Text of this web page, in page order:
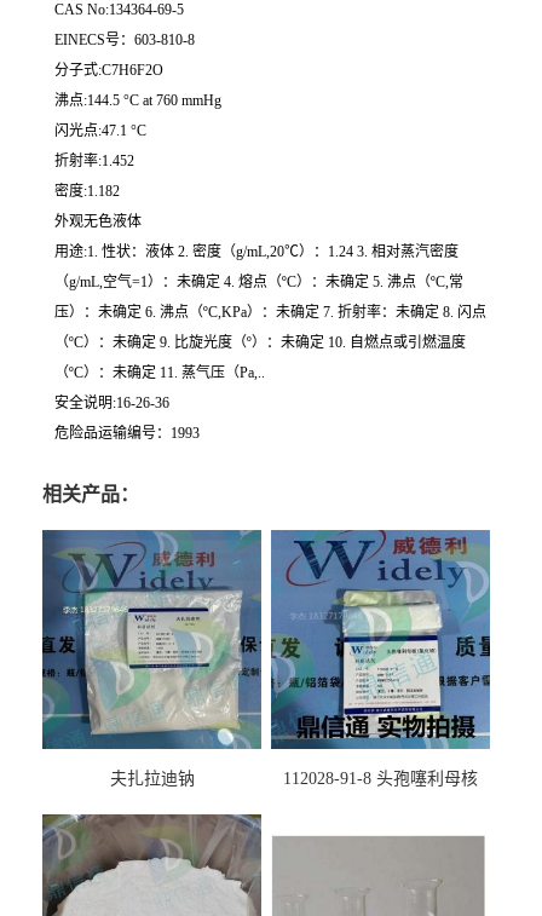
CAS No:134364-69-5
EINECS号：603-810-8
分子式:C7H6F2O
沸点:144.5 °C at 760 mmHg
闪光点:47.1 °C
折射率:1.452
密度:1.182
外观无色液体
用途:1. 性状：液体 2. 密度（g/mL,20℃）：1.24 3. 相对蒸汽密度
（g/mL,空气=1）：未确定 4. 熔点（ºC）：未确定 5. 沸点（ºC,常
压）：未确定 6. 沸点（ºC,KPa）：未确定 7. 折射率：未确定 8. 闪点
（ºC）：未确定 9. 比旋光度（º）：未确定 10. 自燃点或引燃温度
（ºC）：未确定 11. 蒸气压（Pa,..
安全说明:16-26-36
危险品运输编号：1993
相关产品：
夫扎拉迪钠
112028-91-8 头孢噻利母核